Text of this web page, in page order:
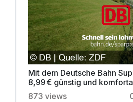
Mit dem Deutsche Bahn
8,99 € günstig und
Deutschland reisen
873 views